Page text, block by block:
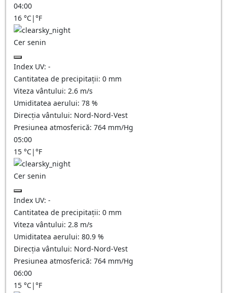
04:00
16 °C|°F
Cer senin
Index UV: -
Cantitatea de precipitații: 0 mm
Viteza vântului: 2.6 m/s
Umiditatea aerului: 78 %
Direcția vântului: Nord-Nord-Vest
Presiunea atmosferică: 764 mm/Hg
05:00
15 °C|°F
Cer senin
Index UV: -
Cantitatea de precipitații: 0 mm
Viteza vântului: 2.8 m/s
Umiditatea aerului: 80.9 %
Direcția vântului: Nord-Nord-Vest
Presiunea atmosferică: 764 mm/Hg
06:00
15 °C|°F